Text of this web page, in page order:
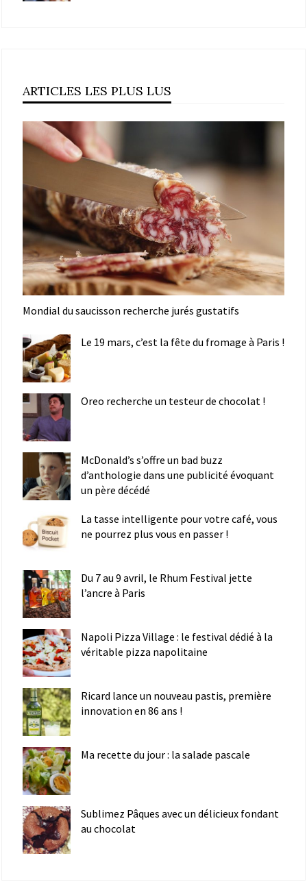
ARTICLES LES PLUS LUS
Mondial du saucisson recherche jurés gustatifs
Le 19 mars, c’est la fête du fromage à Paris !
Oreo recherche un testeur de chocolat !
McDonald’s s’offre un bad buzz
d’anthologie dans une publicité évoquant
un père décédé
La tasse intelligente pour votre café, vous
ne pourrez plus vous en passer !
Du 7 au 9 avril, le Rhum Festival jette
l’ancre à Paris
Napoli Pizza Village : le festival dédié à la
véritable pizza napolitaine
Ricard lance un nouveau pastis, première
innovation en 86 ans !
Ma recette du jour : la salade pascale
Sublimez Pâques avec un délicieux fondant
au chocolat